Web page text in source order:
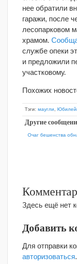
нее обратили
гаражи, после
лесопарковом
храмом.
службе опеки
и предложили
участковому.
Похожих
Тэги: маугли
Другие
Очаг бешенства
Здесь ещё нет
Добавить
Для отправки
авторизоваться.